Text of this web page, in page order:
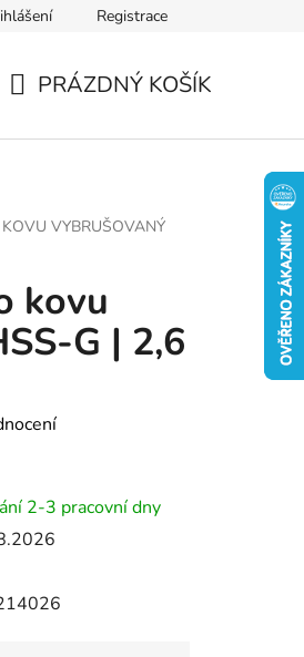
Registrace
PRÁZDNÝ KOŠÍK
VYBRUŠOVANÝ
kovu
G | 2,6
2-3 pracovní dny